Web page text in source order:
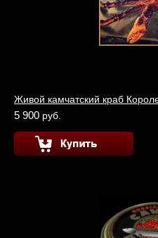
Живой камчатский краб
5 900 руб.